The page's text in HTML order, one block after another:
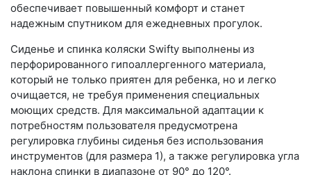
обеспечивает повышенный комфорт и станет
надежным спутником для ежедневных прогулок.
Сиденье и спинка коляски Swifty выполнены из
перфорированного гипоаллергенного материала,
который не только приятен для ребенка, но и легко
очищается, не требуя применения специальных
моющих средств. Для максимальной адаптации к
потребностям пользователя предусмотрена
регулировка глубины сиденья без использования
инструментов (для размера 1), а также регулировка угла
наклона спинки в диапазоне от 90° до 120°.